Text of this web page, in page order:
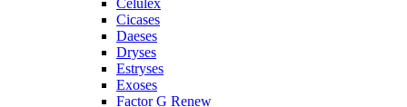
Celulex
Cicases
Daeses
Dryses
Estryses
Exoses
Factor G Renew